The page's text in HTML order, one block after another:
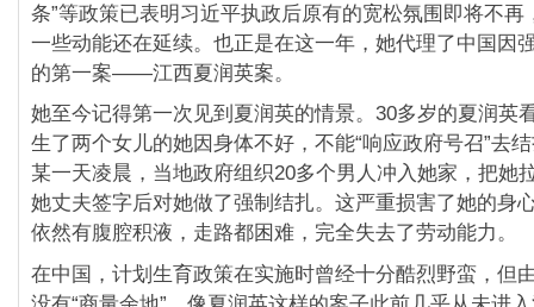
条”等政策已表明习近平执政后原有的宽松氛围即将不再
一些动能还在延续。也正是在这一年，她代理了中国因
的第一案——江西夏润英案。
她至今记得第一次见到夏润英的情景。30多岁的夏润英
生了两个女儿的她因身体不好，不能“响应政府号召”去
某一天凌晨，当地政府组织20多个男人冲入她家，把她
她丈夫签字后对她做了强制结扎。这严重损害了她的身
依然有腹腔积液，走路都困难，完全失去了劳动能力。
在中国，计划生育政策在实施时曾经十分酷烈野蛮，但